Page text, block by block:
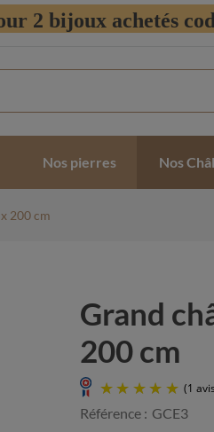
2 bijoux achetés
Nos pierres Nos
200 cm
Grand
200 cm
Référence : GCE3